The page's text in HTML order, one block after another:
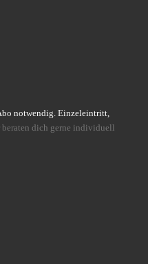
notwendig. Einzeleintritt,
beraten dich gerne individuell